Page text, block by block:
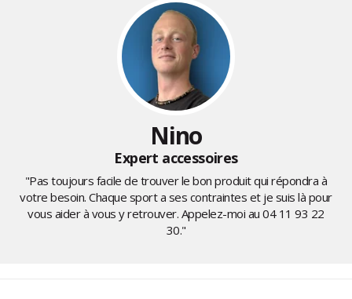
Nino
Expert accessoires
"Pas toujours facile de trouver le bon produit qui répondra à
votre besoin. Chaque sport a ses contraintes et je suis là pour
vous aider à vous y retrouver. Appelez-moi au04 11 93 22
30."